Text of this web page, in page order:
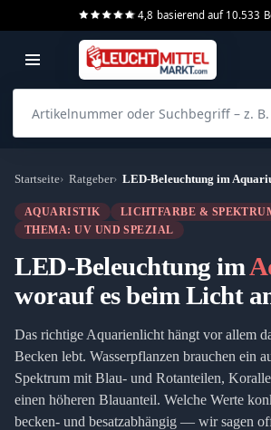
4,8 basierend auf 10.533
Startseite Ratgeber LED-Beleuchtung im
AQUARISTIK
LICHTFARBE &
THEMA: UV UND SPEZIAL
LED-Beleuchtung im
worauf es beim Licht
Das richtige Aquarienlicht hängt vor allem
Becken lebt. Wasserpflanzen brauchen ein
Spektrum mit Blau- und Rotanteilen,
einen höheren Blauanteil. Welche Werte
becken- und besatzabhängig — wir sagen